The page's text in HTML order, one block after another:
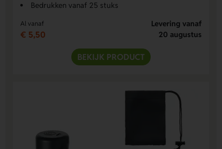
Bedrukken vanaf 25 stuks
Al vanaf
€ 5,50
Levering vanaf
20 augustus
BEKIJK PRODUCT